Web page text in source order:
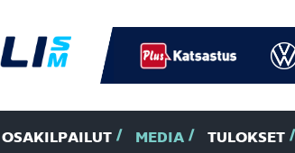
OSAKILPAILUT MEDIA TULOKSET